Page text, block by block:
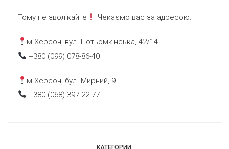
Тому не зволікайте Чекаємо вас за адресою:
м.Херсон, вул. Потьомкінська, 42/14
+380 (099) 078-86-40
м.Херсон, бул. Мирний, 9
+380 (068) 397-22-77
КАТЕГОРИИ: